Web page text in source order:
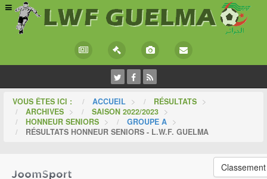
VOUS ÊTES ICI : ACCUEIL > RÉSULTATS >
ARCHIVES > SAISON 2022/2023 >
HONNEUR SENIORS > GROUPE A >
RÉSULTATS HONNEUR SENIORS - L.W.F. GUELMA
Classement